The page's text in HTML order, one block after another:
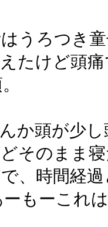
はうろつき
たけど頭
か頭が少
そのまま
、時間経
もーこれ